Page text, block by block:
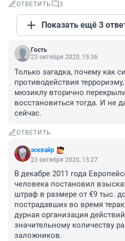
ОТВЕТИТЬ 3
Показать ещё 3
Гость
23 октября 2020, 15:36
Только загадка, почему как
противодействия
мюзиклу вторично
восстановиться тогда. И не
сейчас.
ОТВЕТИТЬ
эсквайр
23 октября 2020, 15:27
В декабре 2011 года
человека постановил
штраф в размере от €9 тыс.
пострадавших во время
дурная организация
значительному количеству
заложников.